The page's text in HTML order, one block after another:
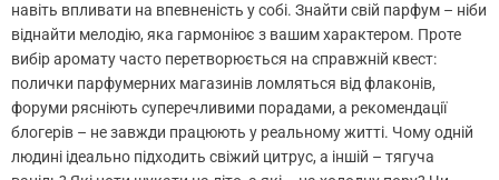
навіть впливати на впевненість у собі. Знайти свій парфум – ніби
віднайти мелодію, яка гармоніює з вашим характером. Проте
вибір аромату часто перетворюється на справжній квест:
полички парфумерних магазинів ломляться від флаконів,
форуми рясніють суперечливими порадами, а рекомендації
блогерів – не завжди працюють у реальному житті. Чому одній
людині ідеально підходить свіжий цитрус, а іншій – тягуча